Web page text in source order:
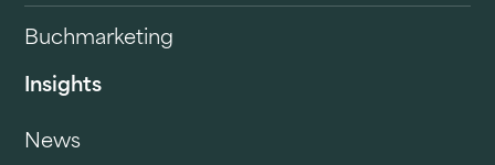
Buchmarketing
Insights
News